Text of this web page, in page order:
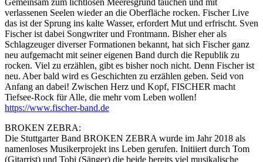
verlassenen Seelen wieder an die Oberfläche rocken. Fischer Live
das ist der Sprung ins kalte Wasser, erfordert Mut und erfrischt. Sven
Fischer ist dabei Songwriter und Frontmann. Bisher eher als
Schlagzeuger diverser Formationen bekannt, hat sich Fischer ganz
neu aufgemacht mit seiner eigenen Band durch die Republik zu
rocken. Viel zu erzählen, gibt es bisher noch nicht. Denn Fischer ist
neu. Aber bald wird es Geschichten zu erzählen geben. Seid von
Anfang an dabei! Zwischen Herz und Kopf, FISCHER macht
Tiefsee-Rock für Alle, die mehr vom Leben wollen!
https://www.fischer-band.de
BROKEN ZEBRA:
Die Stuttgarter Band BROKEN ZEBRA wurde im Jahr 2018 als
namenloses Musikerprojekt ins Leben gerufen. Initiiert durch Tom
(Gitarrist) und Tobi (Sänger) die beide bereits viel musikalische